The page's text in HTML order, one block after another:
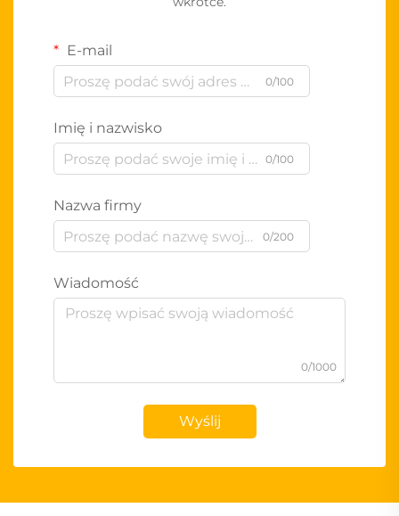
E-mail
0/100
Imię i nazwisko
0/100
Nazwa firmy
0/200
Wiadomość
0/1000
Wyślij